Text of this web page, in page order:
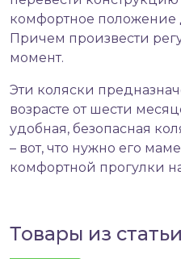
комфортное положение
Причем произвести
момент.
Эти коляски
возрасте от шести
удобная, безопасная
– вот, что нужно его
комфортной прогулки
Товары из статьи